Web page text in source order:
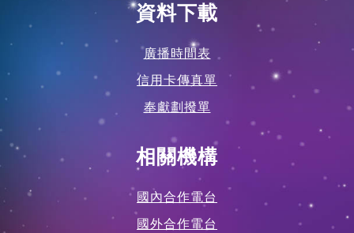
資料下載
廣播時間表
信用卡傳真單
奉獻劃撥單
相關機構
國內合作電台
國外合作電台